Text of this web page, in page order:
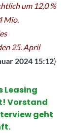
um 12,0 %
Mio.
25. April
2024 15:12)
Leasing
Vorstand
geht